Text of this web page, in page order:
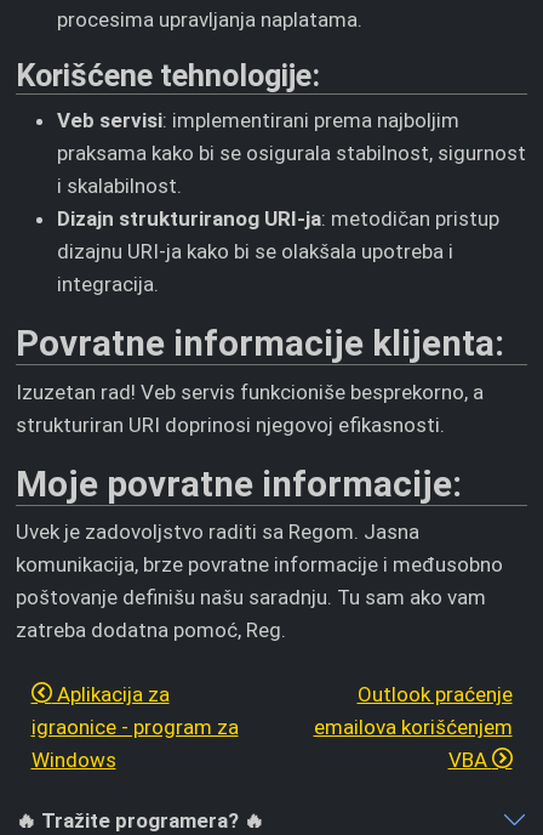
procesima upravljanja naplatama.
Korišćene tehnologije:
Veb servisi: implementirani prema najboljim
praksama kako bi se osigurala stabilnost, sigurnost
i skalabilnost.
Dizajn strukturiranog URI-ja: metodičan pristup
dizajnu URI-ja kako bi se olakšala upotreba i
integracija.
Povratne informacije klijenta:
Izuzetan rad! Veb servis funkcioniše besprekorno, a
strukturiran URI doprinosi njegovoj efikasnosti.
Moje povratne informacije:
Uvek je zadovoljstvo raditi sa Regom. Jasna
komunikacija, brze povratne informacije i međusobno
poštovanje definišu našu saradnju. Tu sam ako vam
zatreba dodatna pomoć, Reg.
Aplikacija za
igraonice - program za
Windows
Outlook praćenje
emailova korišćenjem
VBA
🔥 Tražite programera? 🔥